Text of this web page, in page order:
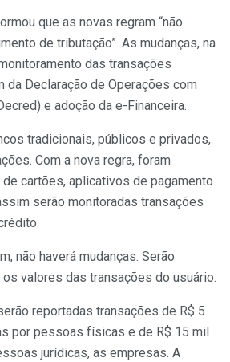
que as novas regram “não
de tributação”. As mudanças, na
das transações
da Declaração de Operações com
e adoção da e-Financeira.
tradicionais, públicos e privados,
Com a nova regra, foram
cartões, aplicativos de pagamento
serão monitoradas transações
não haverá mudanças. Serão
valores das transações do usuário.
reportadas transações de R$ 5
por pessoas físicas e de R$ 15 mil
jurídicas, as empresas. A